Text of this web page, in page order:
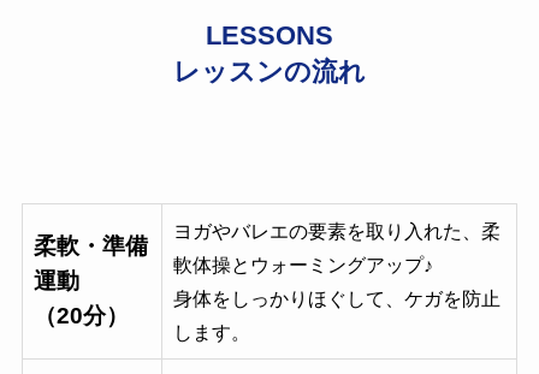
LESSONS
レッスンの流れ
柔軟・準備
運動
（20分）
ヨガやバレエの要素を取り入れた、柔
軟体操とウォーミングアップ♪
身体をしっかりほぐして、ケガを防止
します。